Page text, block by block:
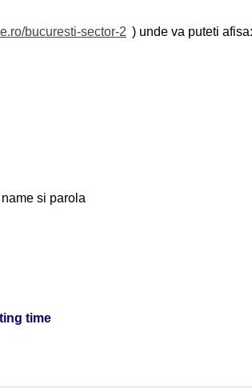
bucuresti-sector-2 ) unde va puteti afisa:
si parola
time